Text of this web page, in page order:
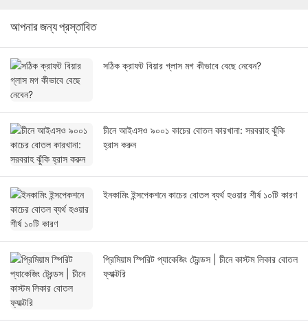
আপনার জন্য প্রস্তাবিত
সঠিক ক্রাফট বিয়ার গ্লাস মগ কীভাবে বেছে নেবেন?
চীনে আইএসও ৯০০১ কাচের বোতল কারখানা: সরবরাহ ঝুঁকি
হ্রাস করুন
ইনকামিং ইন্সপেকশনে কাচের বোতল ব্যর্থ হওয়ার শীর্ষ ১০টি কারণ
প্রিমিয়াম স্পিরিট প্যাকেজিং ট্রেন্ডস | চীনে কাস্টম লিকার বোতল
ফ্যাক্টরি